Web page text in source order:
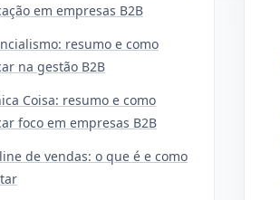
em empresas B2B
resumo e como
na gestão B2B
Coisa: resumo e como
foco em empresas B2B
de vendas: o que é e como